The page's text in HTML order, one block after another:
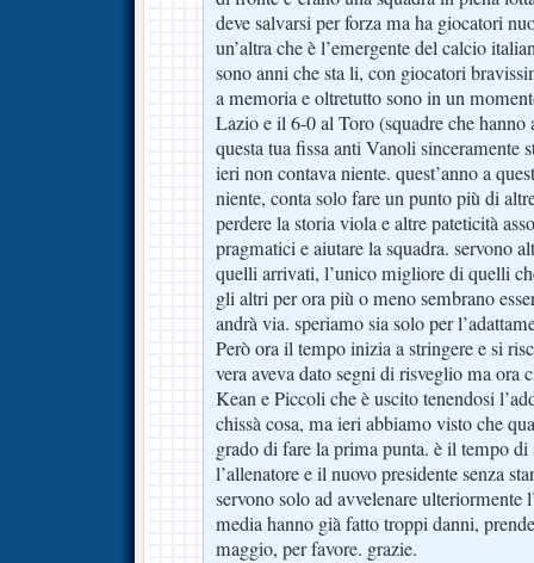
deve salvarsi per forza ma ha giocatori
un’altra che è l’emergente del calcio
sono anni che sta li, con giocatori
a memoria e oltretutto sono in un
Lazio e il 6-0 al Toro (squadre che
questa tua fissa anti Vanoli sinceramente
ieri non contava niente. quest’anno a
niente, conta solo fare un punto più di
perdere la storia viola e altre pateticità
pragmatici e aiutare la squadra. servono
quelli arrivati, l’unico migliore di quelli
gli altri per ora più o meno sembrano
andrà via. speriamo sia solo per
Però ora il tempo inizia a stringere e si
vera aveva dato segni di risveglio ma ora
Kean e Piccoli che è uscito tenendosi
chissà cosa, ma ieri abbiamo visto che
grado di fare la prima punta. è il tempo di
l’allenatore e il nuovo presidente senza
servono solo ad avvelenare ulteriormente
media hanno già fatto troppi danni,
maggio, per favore. grazie.